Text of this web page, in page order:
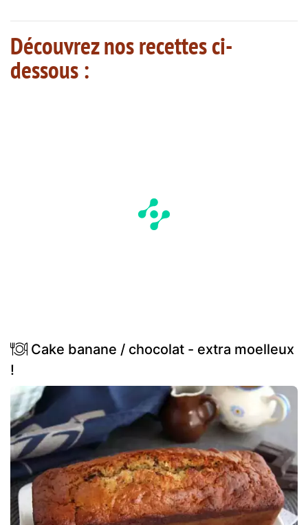
Découvrez nos recettes ci-
dessous :
Cake banane / chocolat - extra moelleux
!